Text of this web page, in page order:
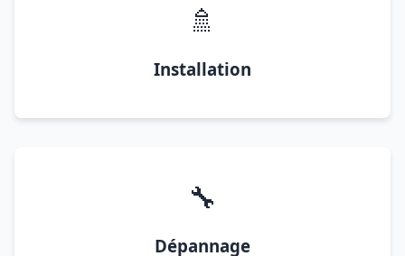
🚿
Installation
🔧
Dépannage